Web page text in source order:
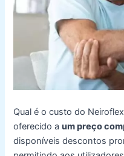
Qual é o custo do
oferecido aum preço
disponíveis descontos